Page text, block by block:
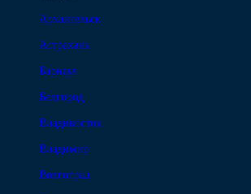
Архангельск
Астрахань
Барнаул
Белгород
Владивосток
Владимир
Волгоград